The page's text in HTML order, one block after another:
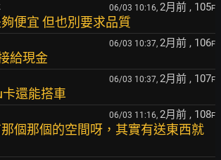
06/03 10:16, 2月前 , 105F
便宜 但也別要求品質
06/03 10:37, 2月前 , 106F
給現金
06/03 10:37, 2月前 , 107F
還能搭車
06/03 11:16, 2月前 , 108F
個那個的空間呀，其實有送東西就